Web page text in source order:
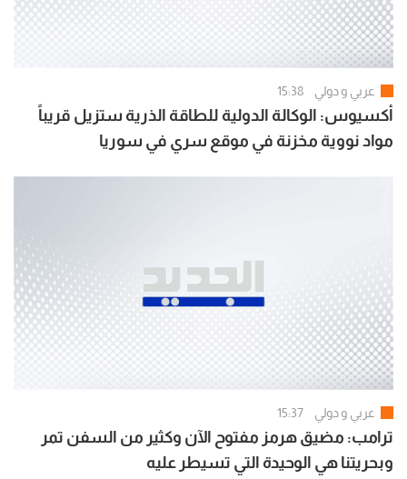
عربي و دولي 15:38
أكسيوس: الوكالة الدولية للطاقة الذرية ستزيل قريباً
مواد نووية مخزنة في موقع سري في سوريا
عربي و دولي 15:37
ترامب: مضيق هرمز مفتوح الآن وكثير من السفن تمر
وبحريتنا هي الوحيدة التي تسيطر عليه